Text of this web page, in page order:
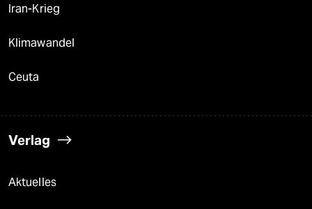
Iran-Krieg
Klimawandel
Ceuta
Verlag
Aktuelles